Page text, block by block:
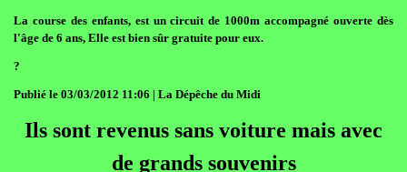
La course des enfants, est un circuit de 1000m accompagné ouverte dès
l'âge de 6 ans, Elle est bien sûr gratuite pour eux.
?
Publié le 03/03/2012 11:06 | La Dépêche du Midi
Ils sont revenus sans voiture mais avec
de grands souvenirs